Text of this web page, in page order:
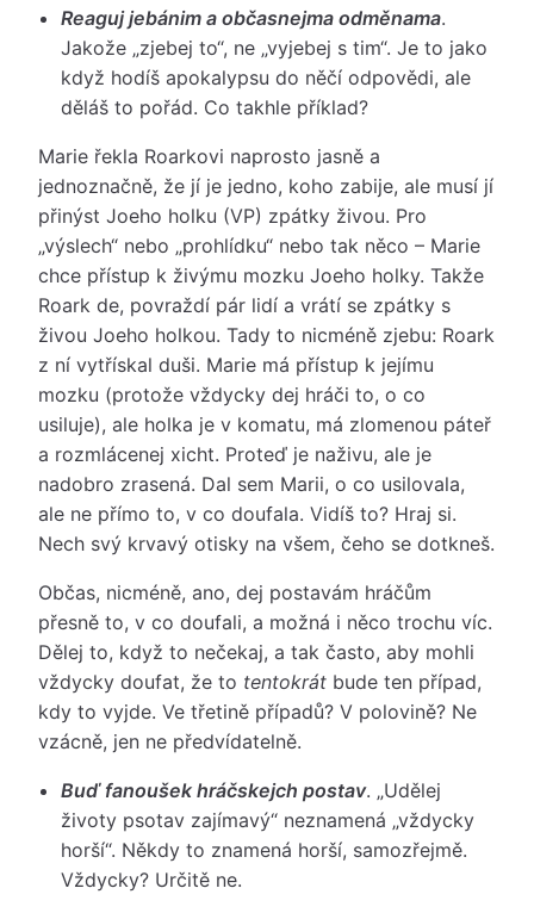
Reaguj jebánim a občasnejma odměnama.
Jakože „zjebej to“, ne „vyjebej s tim“. Je to jako
když hodíš apokalypsu do něčí odpovědi, ale
děláš to pořád. Co takhle příklad?
Marie řekla Roarkovi naprosto jasně a
jednoznačně, že jí je jedno, koho zabije, ale musí jí
přinýst Joeho holku (VP) zpátky živou. Pro
„výslech“ nebo „prohlídku“ nebo tak něco – Marie
chce přístup k živýmu mozku Joeho holky. Takže
Roark de, povraždí pár lidí a vrátí se zpátky s
živou Joeho holkou. Tady to nicméně zjebu: Roark
z ní vytřískal duši. Marie má přístup k jejímu
mozku (protože vždycky dej hráči to, o co
usiluje), ale holka je v komatu, má zlomenou páteř
a rozmlácenej xicht. Proteď je naživu, ale je
nadobro zrasená. Dal sem Marii, o co usilovala,
ale ne přímo to, v co doufala. Vidíš to? Hraj si.
Nech svý krvavý otisky na všem, čeho se dotkneš.
Občas, nicméně, ano, dej postavám hráčům
přesně to, v co doufali, a možná i něco trochu víc.
Dělej to, když to nečekaj, a tak často, aby mohli
vždycky doufat, že to tentokrát bude ten případ,
kdy to vyjde. Ve třetině případů? V polovině? Ne
vzácně, jen ne předvídatelně.
Buď fanoušek hráčskejch postav. „Udělej
životy psotav zajímavý“ neznamená „vždycky
horší“. Někdy to znamená horší, samozřejmě.
Vždycky? Určitě ne.